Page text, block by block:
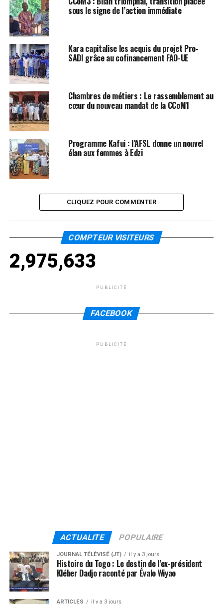
sous le signe de l’action immédiate
Kara capitalise les acquis du projet Pro-
SADI grâce au cofinancement FAO-UE
Chambres de métiers : Le rassemblement au
cœur du nouveau mandat de la CCoM1
Programme Kafui : l’AFSL donne un nouvel
élan aux femmes à Edzi
CLIQUEZ POUR COMMENTER
COMPTEUR VISITEURS
2,975,633
PUBLICITÉ
FACEBOOK
PUBLICITÉ
ACTUALITE POPULAIRE
JOURNAL TÉLÉVISÉ (JT) il y a 3 jours
Histoire du Togo : Le destin de l’ex-président
Kléber Dadjo raconté par Évalo Wiyao
ARTICLES il y a 3 jours